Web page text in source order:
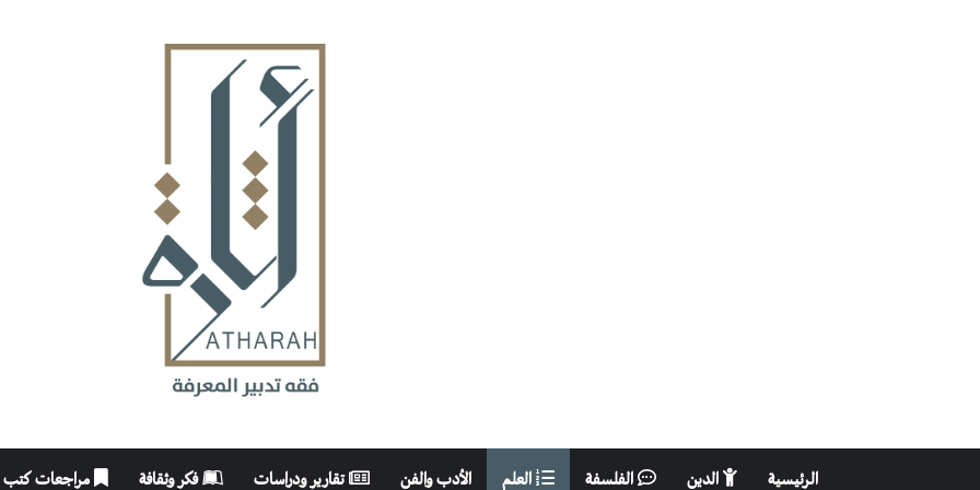
الرئيسية الدين الفلسفة العلم الأدب والفن تقارير ودراسات فكر وثقافة مراجعات كتب